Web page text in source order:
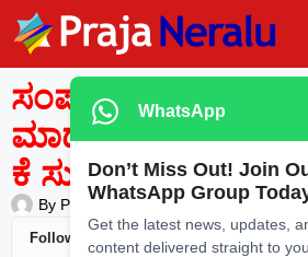
ಸಂಪುಟ ಪುನಾರಚನೆ
ಮಾಡುವುದು ಪಕ್ಷದ
ಕೆ ಸುರೇಶ್
By Praja Neralu — November 16, 2025
Follow Us
WhatsApp
Don’t Miss Out! Join
WhatsApp Group
Get the latest news, updates,
content delivered straight to